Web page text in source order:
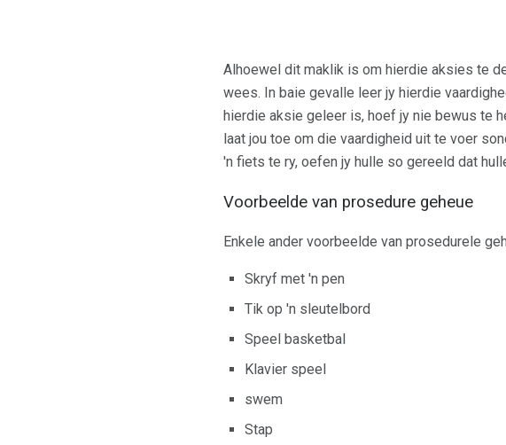
Alhoewel dit maklik is om hierdie aksies te
wees. In baie gevalle leer jy hierdie
hierdie aksie geleer is, hoef jy nie bewus te
laat jou toe om die vaardigheid uit te voer
'n fiets te ry, oefen jy hulle so gereeld dat
Voorbeelde van prosedure geheue
Enkele ander voorbeelde van prosedurele
Skryf met 'n pen
Tik op 'n sleutelbord
Speel basketbal
Klavier speel
swem
Stap